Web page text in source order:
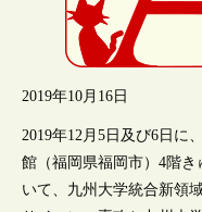
2019年10月16日
2019年12月5日及び6日に
館（福岡県福岡市）4階き
いて、九州大学統合新領